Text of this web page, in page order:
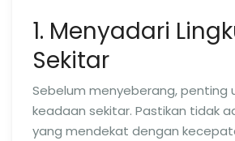
1. Menyadari
Sekitar
Sebelum menyeberang, penting
keadaan sekitar. Pastikan tidak
yang mendekat dengan